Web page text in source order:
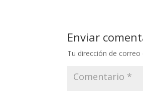
Enviar
Tu dirección de